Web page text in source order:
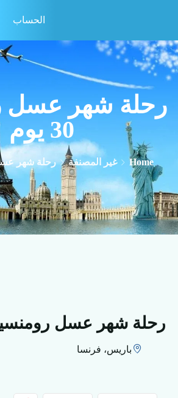
الحساب
رحلة شهر عسل
30 يوم
Home غير المصنفة رحلة شهر عسل
رحلة شهر عسل رومنسية 30
باريس، فرنسا